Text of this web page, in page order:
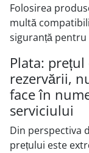
Folosirea
multă
siguranță
Plata:
rezervării,
face în
serviciului
Din perspectiva
prețului este